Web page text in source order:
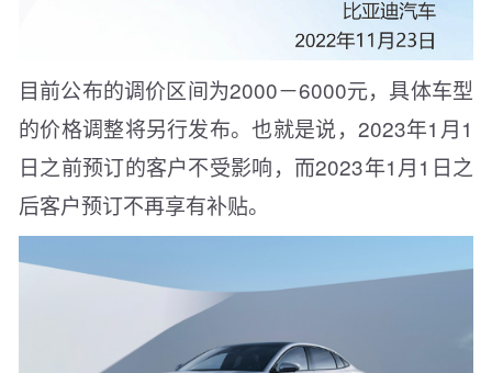
目前公布的调价区间为2000－6000元，具体车型
的价格调整将另行发布。也就是说，2023年1月1
日之前预订的客户不受影响，而2023年1月1日之
后客户预订不再享有补贴。